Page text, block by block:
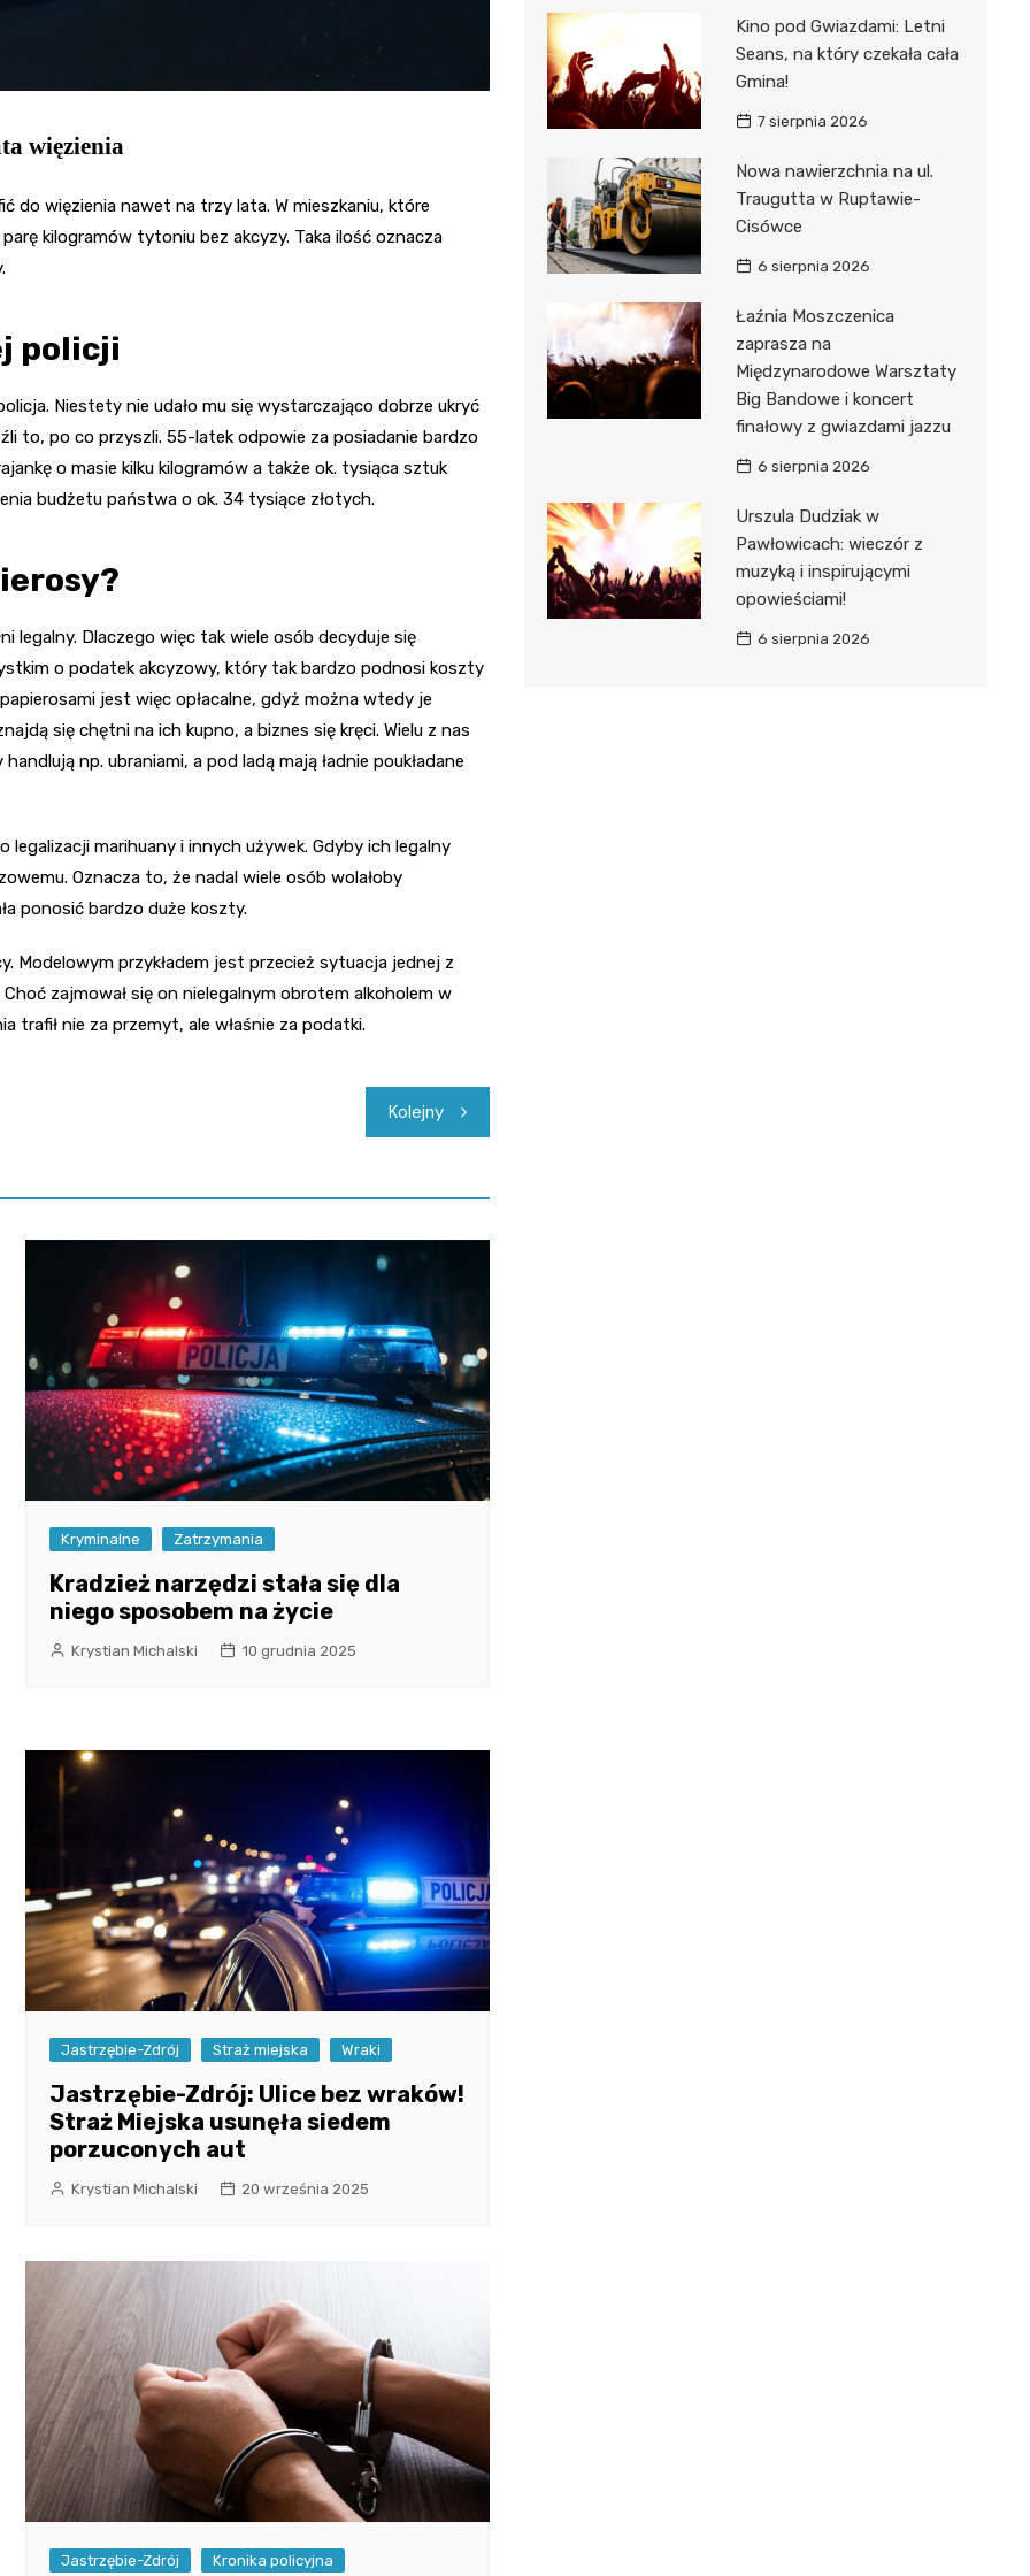
więzienia
do więzienia nawet na trzy lata. W mieszkaniu, które
kilogramów tytoniu bez akcyzy. Taka ilość oznacza
policji
Niestety nie udało mu się wystarczająco dobrze ukryć
to, po co przyszli. 55-latek odpowie za posiadanie bardzo
o masie kilku kilogramów a także ok. tysiąca sztuk
budżetu państwa o ok. 34 tysiące złotych.
legalny. Dlaczego więc tak wiele osób decyduje się
o podatek akcyzowy, który tak bardzo podnosi koszty
jest więc opłacalne, gdyż można wtedy je
się chętni na ich kupno, a biznes się kręci. Wielu z nas
np. ubraniami, a pod ladą mają ładnie poukładane
marihuany i innych używek. Gdyby ich legalny
Oznacza to, że nadal wiele osób wolałoby
ponosić bardzo duże koszty.
Modelowym przykładem jest przecież sytuacja jednej z
zajmował się on nielegalnym obrotem alkoholem w
nie za przemyt, ale właśnie za podatki.
Kolejny
Kryminalne Zatrzymania
Kradzież narzędzi stała się dla
niego sposobem na życie
Krystian Michalski 10 grudnia 2025
Jastrzębie-Zdrój Straż miejska Wraki
Jastrzębie-Zdrój: Ulice bez wraków!
Straż Miejska usunęła siedem
porzuconych aut
Krystian Michalski 20 września 2025
Jastrzębie-Zdrój Kronika policyjna
Kino pod Gwiazdami: Letni
Seans, na który czekała cała
Gmina!
7 sierpnia 2026
Nowa nawierzchnia na ul.
Traugutta w Ruptawie-
Cisówce
6 sierpnia 2026
Łaźnia Moszczenica
zaprasza na
Międzynarodowe Warsztaty
Big Bandowe i koncert
finałowy z gwiazdami jazzu
6 sierpnia 2026
Urszula Dudziak w
Pawłowicach: wieczór z
muzyką i inspirującymi
opowieściami!
6 sierpnia 2026